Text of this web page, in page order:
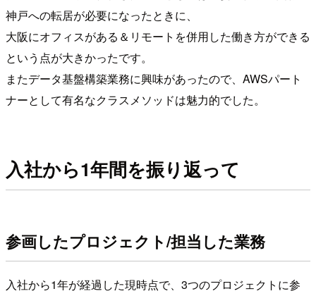
神戸への転居が必要になったときに、
大阪にオフィスがある＆リモートを併用した働き方ができる
という点が大きかったです。
またデータ基盤構築業務に興味があったので、AWSパート
ナーとして有名なクラスメソッドは魅力的でした。
入社から1年間を振り返って
参画したプロジェクト/担当した業務
入社から1年が経過した現時点で、3つのプロジェクトに参